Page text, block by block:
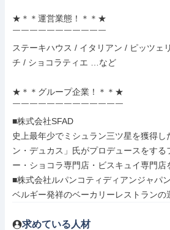
★＊＊運営業態！＊＊★
￣￣￣￣￣￣￣￣￣￣￣
ステーキハウス / イタリアン / ピッツェ
チ / ショコラティエ …など
★＊＊グループ企業！＊＊★
￣￣￣￣￣￣￣￣￣￣￣￣￣
■株式会社SFAD
史上最年少でミシュラン三ツ星を獲得し
ン・デュカス」氏がプロデュースをす
ー・ショコラ専門店・ビスキュイ専門店
■株式会社ルパンコティディアンジャパン
ベルギー発祥のベーカリーレストランの
求めている人材